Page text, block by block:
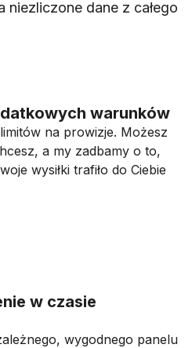
niezliczone dane z całego
warunków
na prowizje. Możesz
a my zadbamy o to,
wysiłki trafiło do Ciebie
w czasie
wygodnego panelu